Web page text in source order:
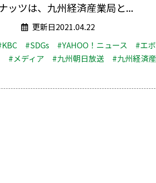
ッツは、九州経済産業局と...
更新日2021.04.22
#SDGs #YAHOO！ニュース
#エ
#メディア #九州朝日放送 #九州経済